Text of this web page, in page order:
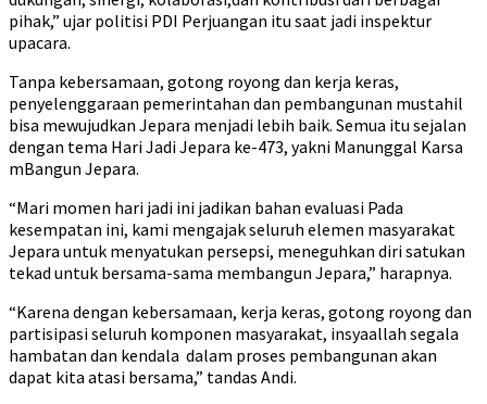
pihak,” ujar politisi PDI Perjuangan itu saat jadi inspektur
upacara.
Tanpa kebersamaan, gotong royong dan kerja keras,
penyelenggaraan pemerintahan dan pembangunan mustahil
bisa mewujudkan Jepara menjadi lebih baik. Semua itu sejalan
dengan tema Hari Jadi Jepara ke-473, yakni Manunggal Karsa
mBangun Jepara.
“Mari momen hari jadi ini jadikan bahan evaluasi Pada
kesempatan ini, kami mengajak seluruh elemen masyarakat
Jepara untuk menyatukan persepsi, meneguhkan diri satukan
tekad untuk bersama-sama membangun Jepara,” harapnya.
“Karena dengan kebersamaan, kerja keras, gotong royong dan
partisipasi seluruh komponen masyarakat, insyaallah segala
hambatan dan kendala dalam proses pembangunan akan
dapat kita atasi bersama,” tandas Andi.